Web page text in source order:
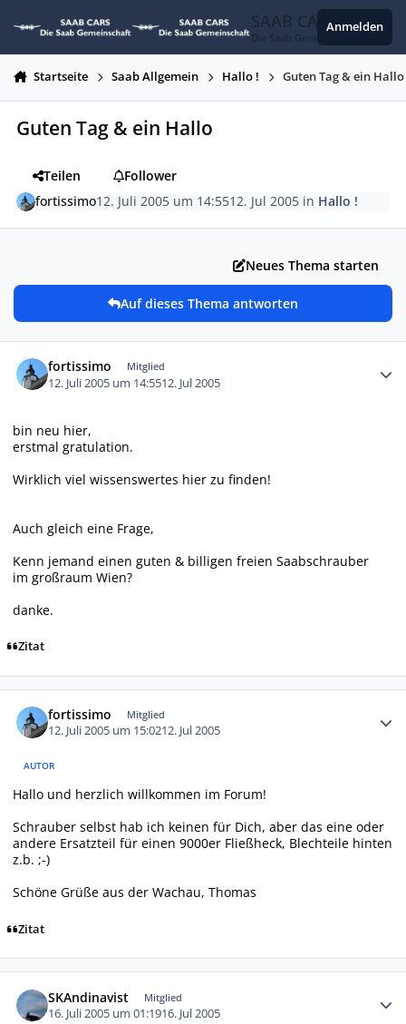
SAAB CARS
Die Saab Gemeinschaft
Anmelden
Startseite Saab Allgemein Hallo ! Guten Tag & ein Hallo
Guten Tag & ein Hallo
Teilen
Follower
fortissimo12. Juli 2005 um 14:5512. Jul 2005 in Hallo !
Neues Thema starten
Auf dieses Thema antworten
fortissimo Mitglied
12. Juli 2005 um 14:5512. Jul 2005
bin neu hier,
erstmal gratulation.
Wirklich viel wissenswertes hier zu finden!
Auch gleich eine Frage,
Kenn jemand einen guten & billigen freien Saabschrauber
im großraum Wien?
danke.
Zitat
fortissimo Mitglied
12. Juli 2005 um 15:0212. Jul 2005
AUTOR
Hallo und herzlich willkommen im Forum!
Schrauber selbst hab ich keinen für Dich, aber das eine oder
andere Ersatzteil für einen 9000er Fließheck, Blechteile hinten
z.b. ;-)
Schöne Grüße aus der Wachau, Thomas
Zitat
SKAndinavist Mitglied
16. Juli 2005 um 01:1916. Jul 2005